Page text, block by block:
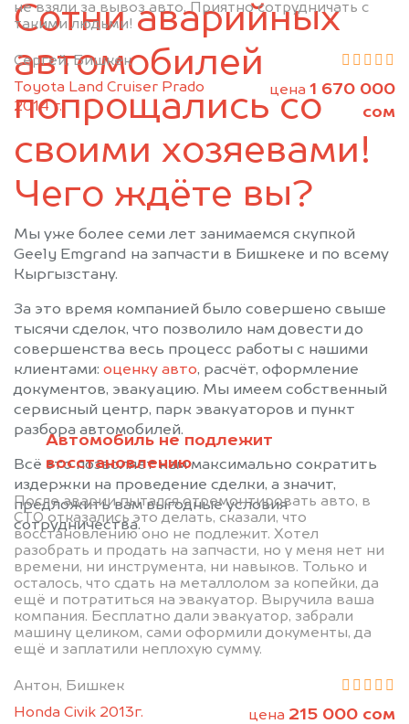
не взяли за вывоз авто. Приятно сотрудничать с
такими людьми!
Сергей, Бишкек
Toyota Land Cruiser Prado
2014 г.
цена 1 670 000
сом
Автомобиль не подлежит
восстановлению
После аварии пытался отремонтировать авто, в
СТО отказались это делать, сказали, что
восстановлению оно не подлежит. Хотел
разобрать и продать на запчасти, но у меня нет ни
времени, ни инструмента, ни навыков. Только и
осталось, что сдать на металлолом за копейки, да
ещё и потратиться на эвакуатор. Выручила ваша
компания. Бесплатно дали эвакуатор, забрали
машину целиком, сами оформили документы, да
ещё и заплатили неплохую сумму.
Антон, Бишкек
Honda Civik 2013г.
цена 215 000 сом
Сотни аварийных
автомобилей
попрощались со
своими хозяевами!
Чего ждёте вы?
Мы уже более семи лет занимаемся скупкой
Geely Emgrand на запчасти в Бишкеке и по всему
Кыргызстану.
За это время компанией было совершено свыше
тысячи сделок, что позволило нам довести до
совершенства весь процесс работы с нашими
клиентами: оценку авто, расчёт, оформление
документов, эвакуацию. Мы имеем собственный
сервисный центр, парк эвакуаторов и пункт
разбора автомобилей.
Всё это позволяет нам максимально сократить
издержки на проведение сделки, а значит,
предложить вам выгодные условия
сотрудничества.
Позвоните нам: +996
(505) 01-88-11